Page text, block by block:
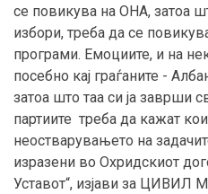
се повикува на ОНА, затоа
избори, треба да се
програми. Емоциите, и на
посебно кај граѓаните -
затоа што таа си ја заврши
партиите треба да кажат
неостварувањето на
изразени во Охридскиот
Уставот“, изјави за ЦИВИЛ